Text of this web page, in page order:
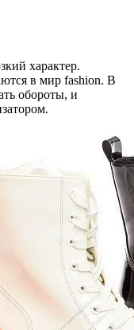
характер.
в мир fashion. В
обороты, и